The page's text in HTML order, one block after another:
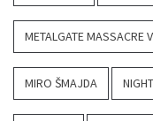
METALGATE MASSACRE
MIRO ŠMAJDA